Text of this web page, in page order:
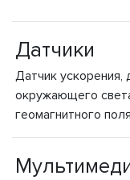
Датчики
Датчик ускорения,
окружающего
геомагнитного